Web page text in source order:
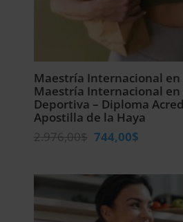
Maestría Internacional
Maestría Internacional
Deportiva – Diploma
Apostilla de la Haya
2.976,00$ El
era:
2.976,00$.
744,00$El
es:
744,00$.